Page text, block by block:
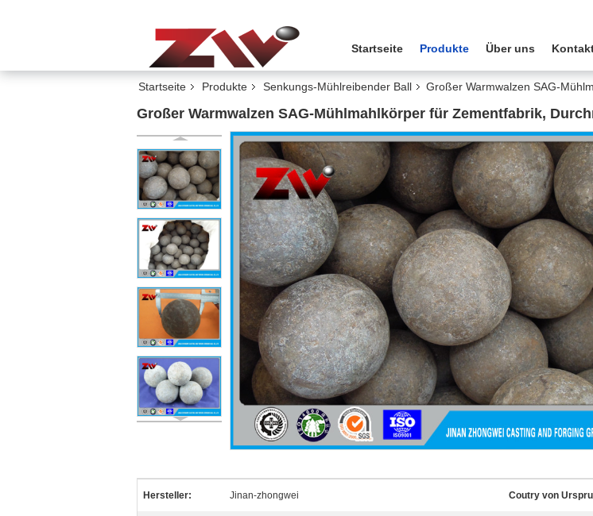
Startseite Produkte Über uns
Startseite Produkte Senkungs-Mühlreibender Ball Großer Warmwalzen SAG-
Großer Warmwalzen SAG-Mühlmahlkörper für Zementfabrik,
Hersteller: Jinan-zhongwei Coutry von